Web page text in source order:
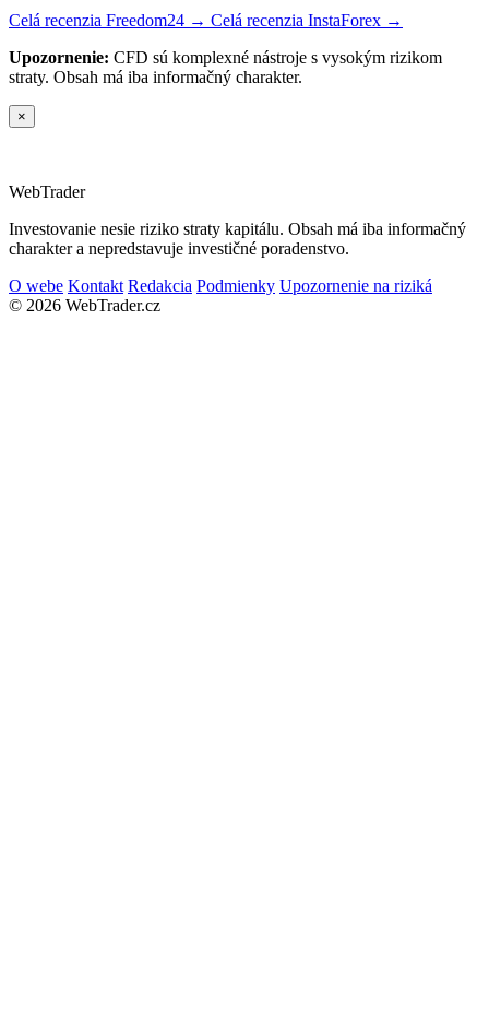
Celá recenzia Freedom24 → Celá recenzia InstaForex →
Upozornenie: CFD sú komplexné nástroje s vysokým rizikom
straty. Obsah má iba informačný charakter.
×
WebTrader
Investovanie nesie riziko straty kapitálu. Obsah má iba informačný
charakter a nepredstavuje investičné poradenstvo.
O webe Kontakt Redakcia Podmienky Upozornenie na riziká
© 2026 WebTrader.cz